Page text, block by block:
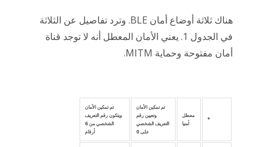
هناك ثلاثة أوضاع أمان BLE. وترد تفاصيل عن الثلاثة
في الجدول 1. يعني الأمان المعطل أنه لا توجد قناة
أمان مفتوحة وحماية MITM.
*
معطل
أمنيا
تم تمكين الأمان
وتعيين رقم
التعريف الشخصي
على 0
تم تمكين الأمان
ويتكون رقم التعريف
الشخصي من 6
أرقام